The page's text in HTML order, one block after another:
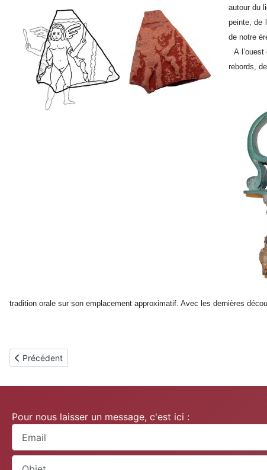
autour du
peinte, de
de notre
A
rebords,
tradition orale sur son emplacement approximatif. Avec les dernières
Article précédent : Saint-Marcellin
Précédent
Pour nous laisser un message, c'est ici :